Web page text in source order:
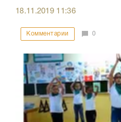
18.11.2019 11:36
Комментарии 0